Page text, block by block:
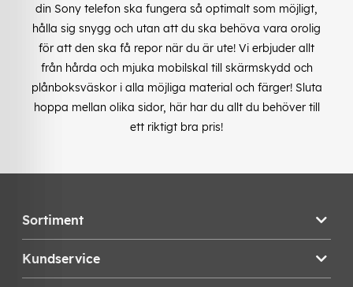
din Sony telefon ska fungera så optimalt som möjligt,
hålla sig snygg och utan att du ska behöva vara orolig
för att den ska få repor när du är ute! Vi erbjuder allt
från hårda och mjuka mobilskal till skärmskydd och
plånboksväskor i alla möjliga material och färger! Sluta
hoppa mellan olika sidor, här har du allt du behöver till
ett riktigt bra pris!
Sortiment
Kundservice